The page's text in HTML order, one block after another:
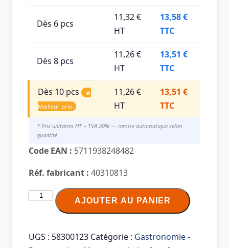
Dès 6 pcs
11,32 €
HT
13,58 €
TTC
Dès 8 pcs
11,26 €
HT
13,51 €
TTC
Dès 10 pcs
🔥
Meilleur prix
11,26 €
HT
13,51 €
TTC
* Prix unitaires HT + TVA 20% — remise automatique selon
quantité
Code EAN : 5711938248482
Réf. fabricant : 40310813
quantité
Boîte
AJOUTER AU PANIER
UGS : 58300123 Catégorie : Gastronomie -